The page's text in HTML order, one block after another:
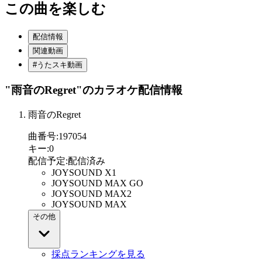
この曲を楽しむ
配信情報
関連動画
#うたスキ動画
"雨音のRegret"のカラオケ配信情報
雨音のRegret
曲番号:197054
キー:0
配信予定:配信済み
JOYSOUND X1
JOYSOUND MAX GO
JOYSOUND MAX2
JOYSOUND MAX
その他
採点ランキングを見る